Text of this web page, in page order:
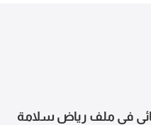
في ملف رياض سلامة